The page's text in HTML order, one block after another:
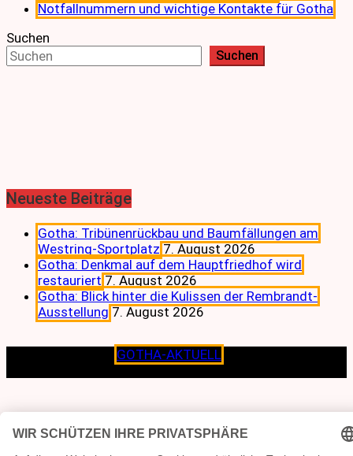
Notfallnummern und wichtige Kontakte für Gotha
Suchen
Suchen
Neueste Beiträge
Gotha: Tribünenrückbau und Baumfällungen am
Westring-Sportplatz 7. August 2026
Gotha: Denkmal auf dem Hauptfriedhof wird
restauriert 7. August 2026
Gotha: Blick hinter die Kulissen der Rembrandt-
Ausstellung 7. August 2026
GOTHA-AKTUELL
Lokalen verpflichtet.